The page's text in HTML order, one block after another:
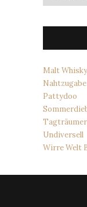
Malt
Nahtzugabe
Pattydoo
Undiversell
Wirre Welt